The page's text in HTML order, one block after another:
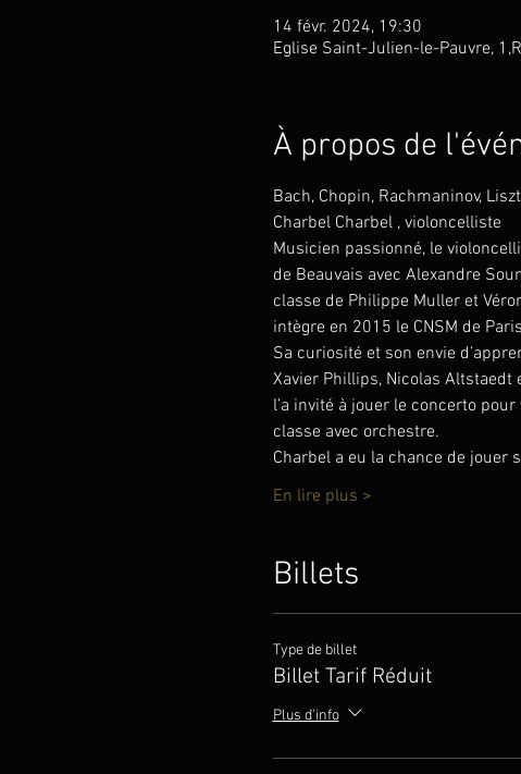
14 févr. 2024, 19:30
Eglise Saint-Julien-le-Pauvre,
À propos de
Bach, Chopin, Rachmaninov,
Charbel Charbel , violoncelliste
Musicien passionné, le
de Beauvais avec Alexandre
classe de Philippe Muller et
intègre en 2015 le CNSM de
Sa curiosité et son envie
Xavier Phillips, Nicolas Altstaedt
l’a invité à jouer le concerto
classe avec orchestre.
Charbel a eu la chance de
En lire plus >
Billets
Type de billet
Billet Tarif Réduit
Plus d'info